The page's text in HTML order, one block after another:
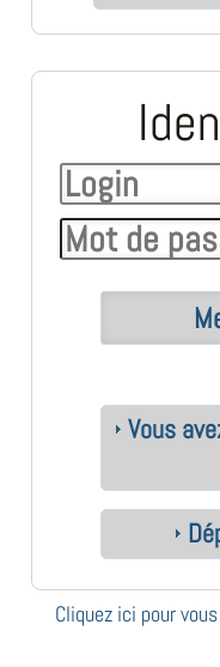
Vous
Cliquez ici pour